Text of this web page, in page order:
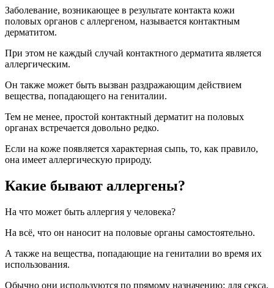
Заболевание, возникающее в результате контакта кожи
половых органов с аллергеном, называется контактным
дерматитом.
При этом не каждый случай контактного дерматита является
аллергическим.
Он также может быть вызван раздражающим действием
вещества, попадающего на гениталии.
Тем не менее, простой контактный дерматит на половых
органах встречается довольно редко.
Если на коже появляется характерная сыпь, то, как правило,
она имеет аллергическую природу.
Какие бывают аллергены?
На что может быть аллергия у человека?
На всё, что он наносит на половые органы самостоятельно.
А также на вещества, попадающие на гениталии во время их
использования.
Обычно они используются по прямому назначению: для секса.